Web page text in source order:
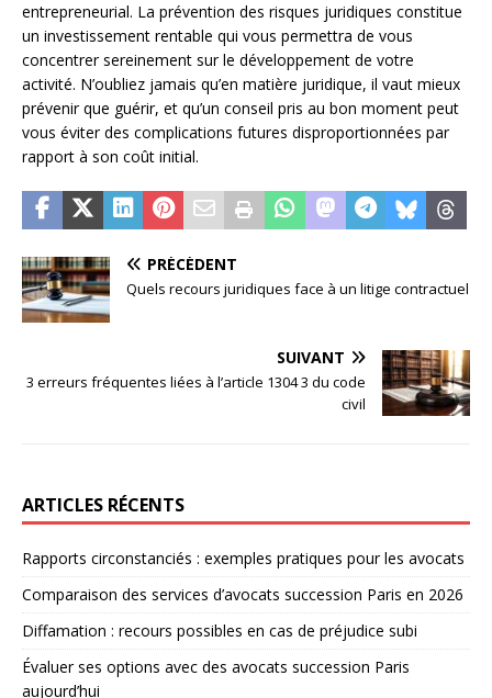
entrepreneurial. La prévention des risques juridiques constitue
un investissement rentable qui vous permettra de vous
concentrer sereinement sur le développement de votre
activité. N’oubliez jamais qu’en matière juridique, il vaut mieux
prévenir que guérir, et qu’un conseil pris au bon moment peut
vous éviter des complications futures disproportionnées par
rapport à son coût initial.
PRÉCÉDENT
Quels recours juridiques face à un litige contractuel
SUIVANT
3 erreurs fréquentes liées à l’article 1304 3 du code
civil
ARTICLES RÉCENTS
Rapports circonstanciés : exemples pratiques pour les avocats
Comparaison des services d’avocats succession Paris en 2026
Diffamation : recours possibles en cas de préjudice subi
Évaluer ses options avec des avocats succession Paris
aujourd’hui